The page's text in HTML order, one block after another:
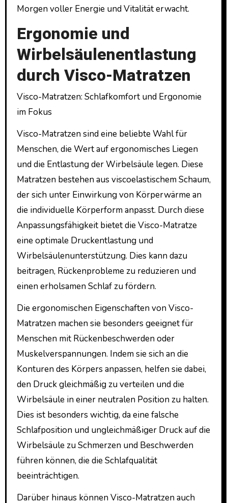
Morgen voller Energie und Vitalität erwacht.
Ergonomie und
Wirbelsäulenentlastung
durch Visco-Matratzen
Visco-Matratzen: Schlafkomfort und Ergonomie
im Fokus
Visco-Matratzen sind eine beliebte Wahl für
Menschen, die Wert auf ergonomisches Liegen
und die Entlastung der Wirbelsäule legen. Diese
Matratzen bestehen aus viscoelastischem Schaum,
der sich unter Einwirkung von Körperwärme an
die individuelle Körperform anpasst. Durch diese
Anpassungsfähigkeit bietet die Visco-Matratze
eine optimale Druckentlastung und
Wirbelsäulenunterstützung. Dies kann dazu
beitragen, Rückenprobleme zu reduzieren und
einen erholsamen Schlaf zu fördern.
Die ergonomischen Eigenschaften von Visco-
Matratzen machen sie besonders geeignet für
Menschen mit Rückenbeschwerden oder
Muskelverspannungen. Indem sie sich an die
Konturen des Körpers anpassen, helfen sie dabei,
den Druck gleichmäßig zu verteilen und die
Wirbelsäule in einer neutralen Position zu halten.
Dies ist besonders wichtig, da eine falsche
Schlafposition und ungleichmäßiger Druck auf die
Wirbelsäule zu Schmerzen und Beschwerden
führen können, die die Schlafqualität
beeinträchtigen.
Darüber hinaus können Visco-Matratzen auch